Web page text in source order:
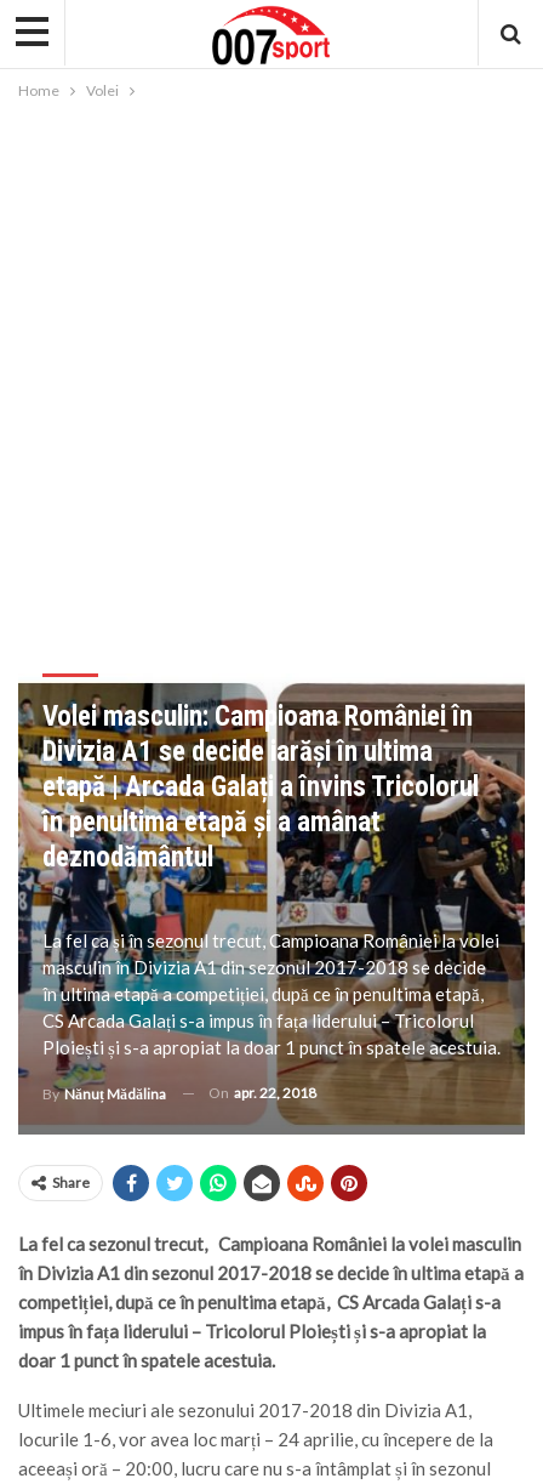
Home Volei
Volei masculin: Campioana României în
Divizia A1 se decide iarăși în ultima
etapă | Arcada Galați a învins Tricolorul
în penultima etapă și a amânat
deznodământul
La fel ca și în sezonul trecut, Campioana României la volei
masculin în Divizia A1 din sezonul 2017-2018 se decide
în ultima etapă a competiției, după ce în penultima etapă,
CS Arcada Galați s-a impus în fața liderului – Tricolorul
Ploiești și s-a apropiat la doar 1 punct în spatele acestuia.
ByNănuț Mădălina On apr. 22, 2018
Share
La fel ca sezonul trecut, Campioana României la volei masculin
în Divizia A1 din sezonul 2017-2018 se decide în ultima etapă a
competiției, după ce în penultima etapă, CS Arcada Galați s-a
impus în fața liderului – Tricolorul Ploiești și s-a apropiat la
doar 1 punct în spatele acestuia.
Ultimele meciuri ale sezonului 2017-2018 din Divizia A1,
locurile 1-6, vor avea loc marți – 24 aprilie, cu începere de la
aceeași oră – 20:00, lucru care nu s-a întâmplat și în sezonul